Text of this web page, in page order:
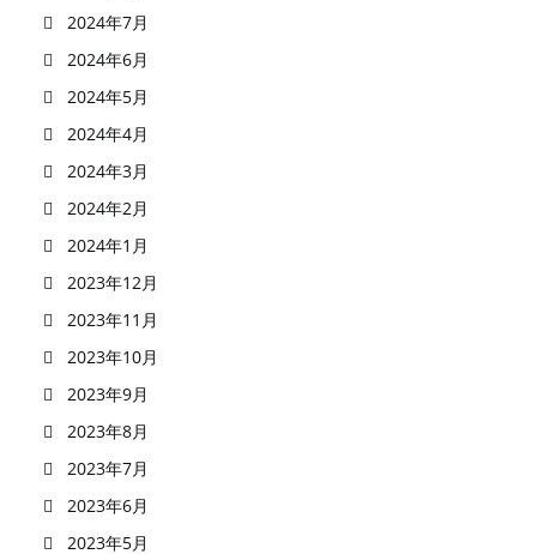
2024年7月
2024年6月
2024年5月
2024年4月
2024年3月
2024年2月
2024年1月
2023年12月
2023年11月
2023年10月
2023年9月
2023年8月
2023年7月
2023年6月
2023年5月